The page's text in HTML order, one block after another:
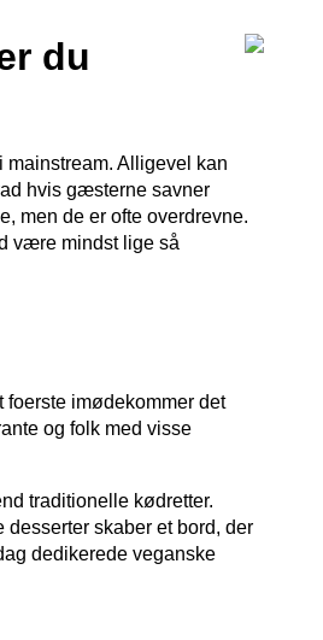
du
Alligevel kan
hvis gæsterne savner
men de er ofte overdrevne.
være mindst lige så
foerste imødekommer det
og folk med visse
traditionelle kødretter.
skaber et bord, der
dedikerede veganske